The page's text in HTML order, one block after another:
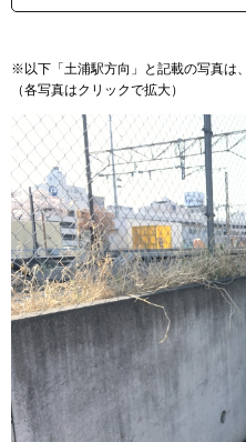
※以下「土浦駅方向」と記載の写真は
（各写真はクリックで拡大）